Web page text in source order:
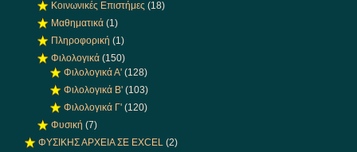
Κοινωνικές Επιστήμες (18)
Μαθηματικά (1)
Πληροφορική (1)
Φιλολογικά (150)
Φιλολογικά Α' (128)
Φιλολογικά Β' (103)
Φιλολογικά Γ' (120)
Φυσική (7)
ΦΥΣΙΚΗΣ ΑΡΧΕΙΑ ΣΕ EXCEL (2)